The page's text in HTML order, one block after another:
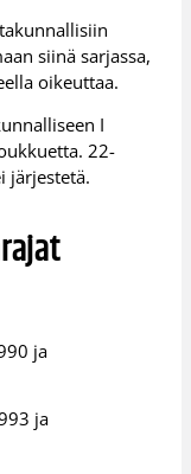
siinä sarjassa,
oikeuttaa.
I
22-
järjestetä.
ja
ja